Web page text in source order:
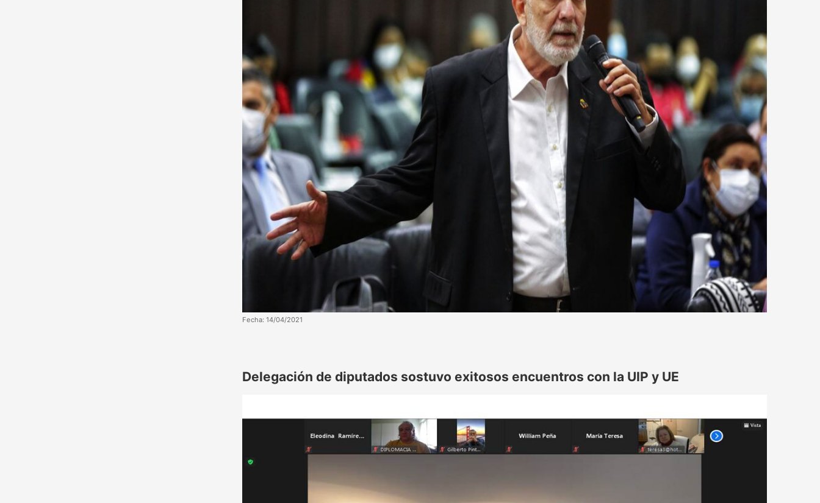
Fecha: 14/04/2021
Delegación de diputados sostuvo exitosos encuentros con la UIP y UE